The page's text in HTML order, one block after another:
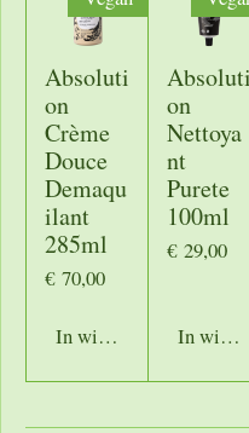
Absoluti
on
Crème
Douce
Demaqu
ilant
285ml
€ 70,00
In winkelwagen
Absoluti
on
Nettoya
nt
Purete
100ml
€ 29,00
In